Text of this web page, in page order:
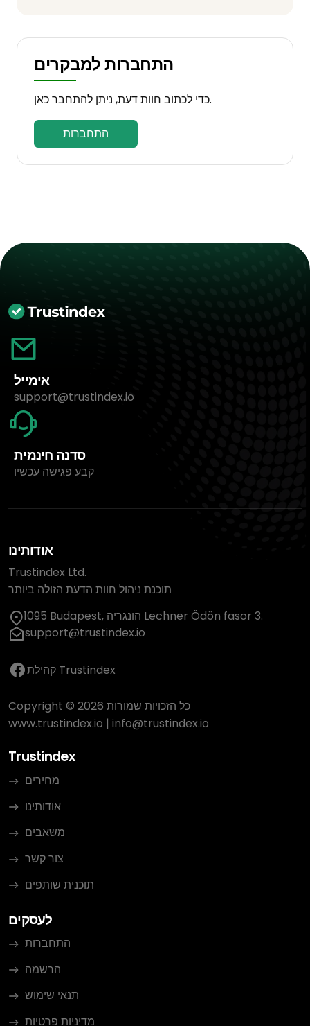
התחברות למבקרים
כדי לכתוב חוות דעת, ניתן להתחבר כאן.
התחברות
אימייל
support@trustindex.io
סדנה חינמית
קבע פגישה עכשיו
אודותינו
Trustindex Ltd.
תוכנת ניהול חוות הדעת הזולה ביותר
1095 Budapest, הונגריה Lechner Ödön fasor 3.
support@trustindex.io
קהילת Trustindex
Copyright © 2026 כל הזכויות שמורות
www.trustindex.io | info@trustindex.io
Trustindex
מחירים
אודותינו
משאבים
צור קשר
תוכנית שותפים
לעסקים
התחברות
הרשמה
תנאי שימוש
מדיניות פרטיות